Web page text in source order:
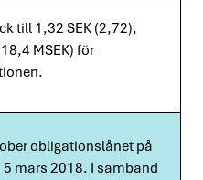
till 1,32 SEK (2,72),
MSEK) för
obligationslånet på
mars 2018. I samband